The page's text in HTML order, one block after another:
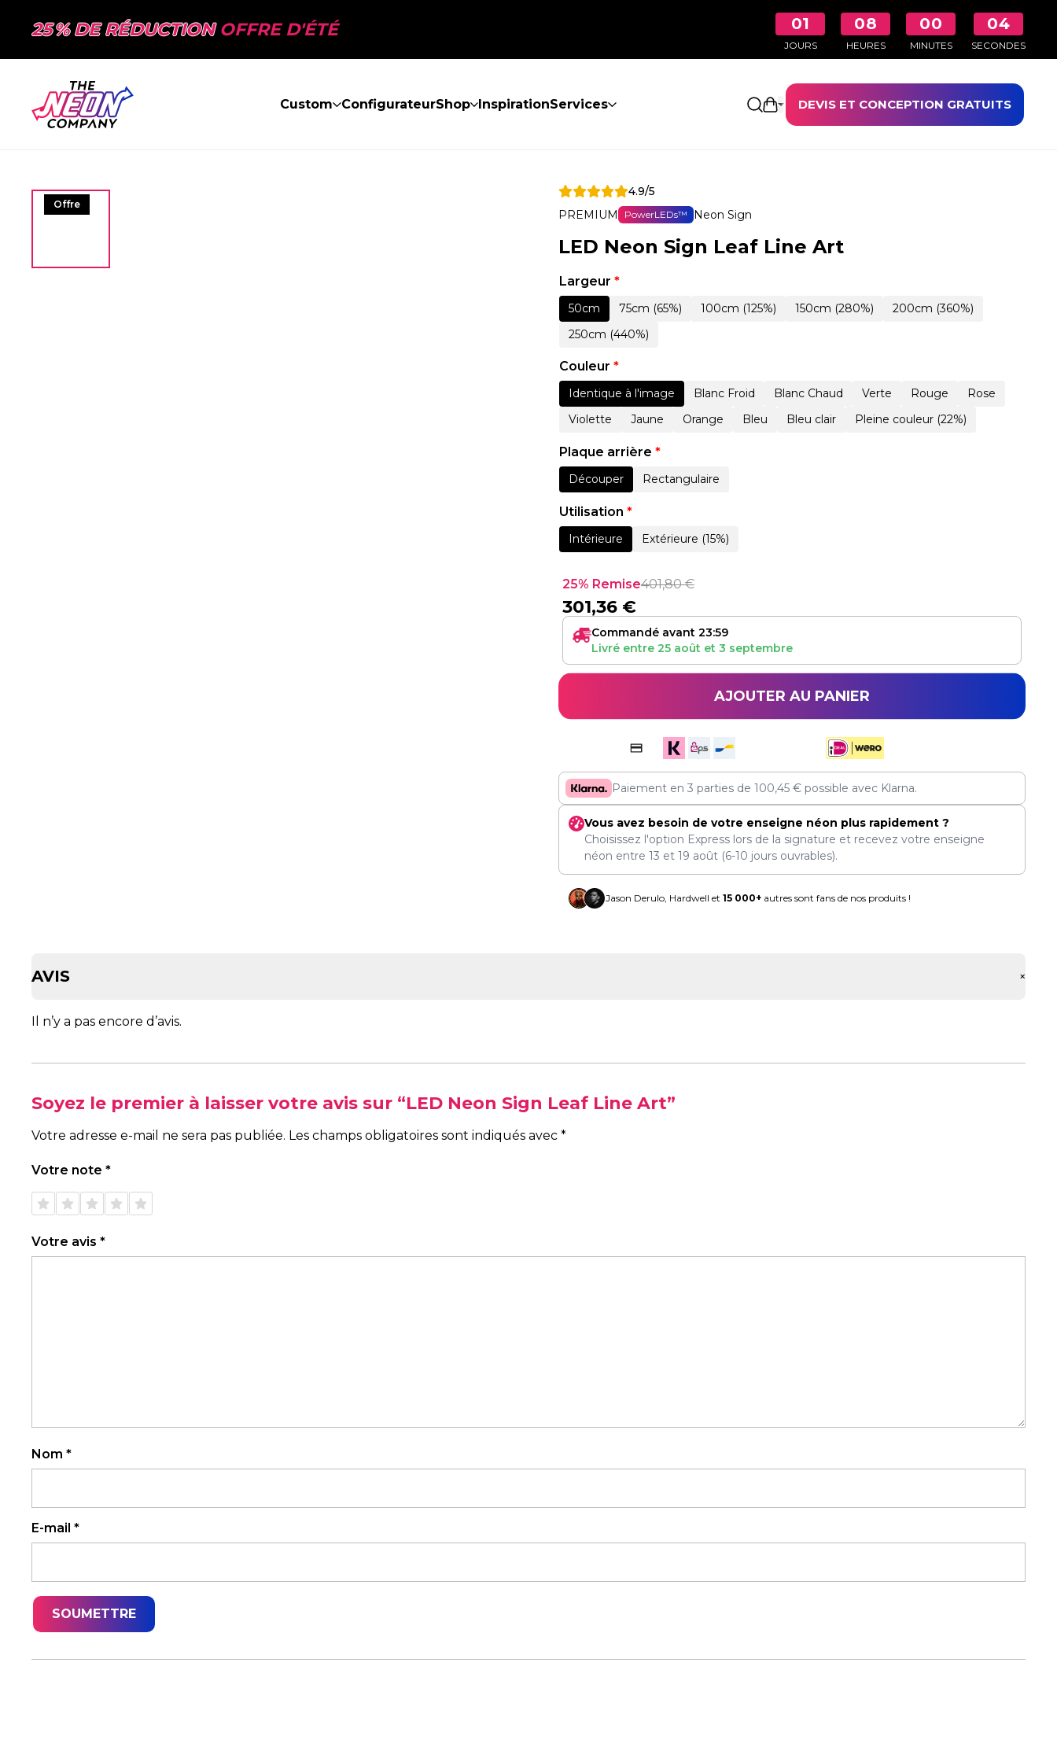
25 % DE RÉDUCTIONOFFRE D'ÉTÉ 01
JOURS
08
HEURES
00
MINUTES
03
SECONDES
Custom ConfigurateurShop InspirationServices Ouvrir le panier
DEVIS ET CONCEPTION GRATUITS
Offre
4.9/5
PREMIUM
PowerLEDs™ Neon Sign
LED Neon Sign Leaf Line Art
Largeur *
50cm 75cm (65%) 100cm (125%) 150cm (280%)
200cm (360%)
250cm (440%)
Couleur *
Identique à l'image Blanc Froid Blanc Chaud Verte Rouge
Rose
Violette
Jaune Orange Bleu Bleu clair Pleine couleur (22%)
Plaque arrière *
Découper Rectangulaire
Utilisation *
Intérieure Extérieure (15%)
25% Remise401,80€
301,36 €
Commandé avant 23:59
Livré entre 25 août et 3 septembre
AJOUTER AU PANIER
Paiement en 3 parties de100,45€ possible avec Klarna.
Vous avez besoin de votre enseigne néon plus rapidement ?
Choisissez l'option Express lors de la signature et recevez votre enseigne
néon entre 13 et 19 août(6-10 jours ouvrables).
Jason Derulo, Hardwell et 15 000+autres sont fans de nos produits !
AVIS +
Il n’y a pas encore d’avis.
Soyez le premier à laisser votre avis sur “LED Neon Sign Leaf Line Art”
Votre adresse e-mail ne sera pas publiée. Les champs obligatoires sont indiqués avec *
Votre note *
1 étoile
sur 5
2 étoiles
sur 5
3 étoiles
sur 5
4 étoiles
sur 5
5 étoiles
sur 5
Votre avis *
Nom *
E-mail *